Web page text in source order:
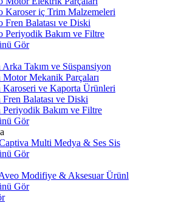
Karoser iç Trim Malzemeleri
Fren Balatası ve Diski
Periyodik Bakım ve Filtre
Gör
Arka Takım ve Süspansiyon
Motor Mekanik Parçaları
Karoseri ve Kaporta Ürünleri
Fren Balatası ve Diski
Periyodik Bakım ve Filtre
Gör
Multi Medya & Ses Sis
Gör
Modifiye & Aksesuar Ürünl
Gör